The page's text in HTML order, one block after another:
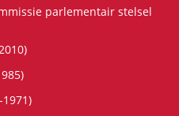
parlementair stelsel